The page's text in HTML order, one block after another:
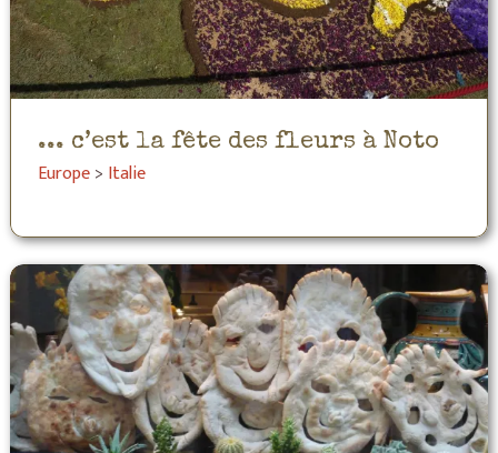
... c’est la fête des fleurs à Noto
Europe> Italie